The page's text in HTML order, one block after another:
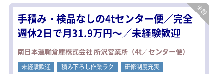
行田市(2) 熊谷市(1) 入間郡(9)
手積み・検品なしの4tセンター便／完全
週休2日で月31.9万円～／未経験歓迎
南日本運輸倉庫株式会社 所沢営業所（4t／センター便）
未経験歓迎 積み下ろし作業ラク
研修制度充実